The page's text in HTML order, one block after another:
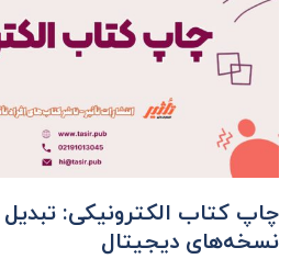
چاپ کتاب الکترونیکی:
نسخه‌های دیجیتال